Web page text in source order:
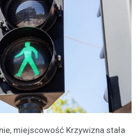
miejscowość Krzywizna stała